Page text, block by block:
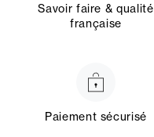
Savoir faire & qualité
française
Paiement sécurisé